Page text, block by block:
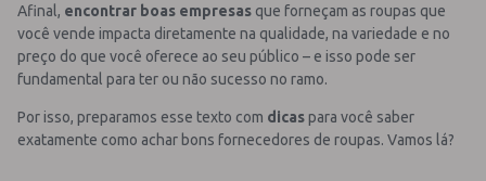
Afinal, encontrar boas empresas que forneçam as roupas que
você vende impacta diretamente na qualidade, na variedade e no
preço do que você oferece ao seu público – e isso pode ser
fundamental para ter ou não sucesso no ramo.
Por isso, preparamos esse texto com dicaspara você saber
exatamente como achar bons fornecedores de roupas. Vamos lá?